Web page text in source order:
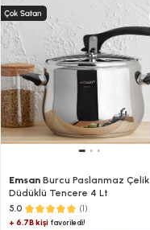
Emsan Burcu Paslanmaz Çelik
Düdüklü Tencere 4 Lt
5.0 (1)
+ 6.7B kişi favoriledi!